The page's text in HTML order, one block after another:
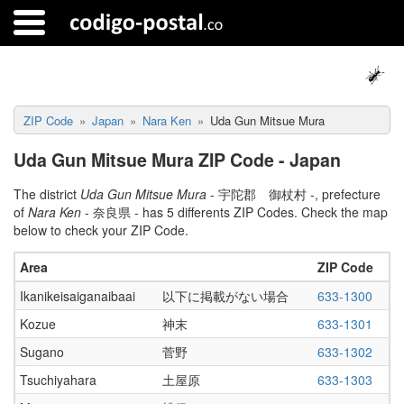
ZIP Code Japan Nara Ken Uda Gun Mitsue Mura
Uda Gun Mitsue Mura ZIP Code - Japan
The district Uda Gun Mitsue Mura - 宇陀郡 御杖村 -, prefecture
of Nara Ken - 奈良県 - has 5 differents ZIP Codes. Check the map
below to check your ZIP Code.
Area
ZIP Code
Ikanikeisaiganaibaai
以下に掲載がない場合
633-1300
Kozue
神末
633-1301
Sugano
菅野
633-1302
Tsuchiyahara
土屋原
633-1303